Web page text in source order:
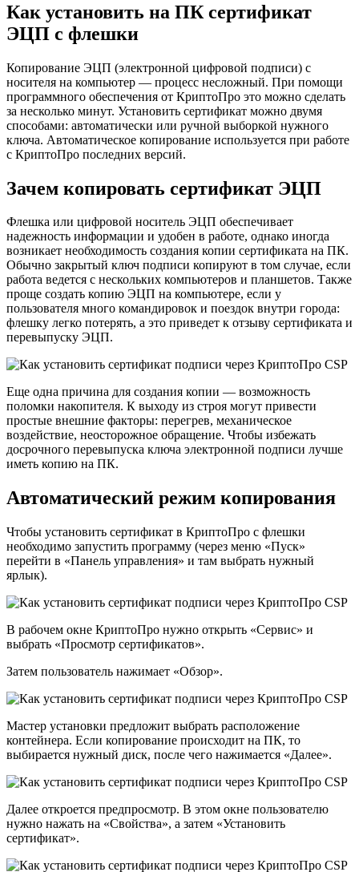
Как установить на ПК сертификат
ЭЦП с флешки
Копирование ЭЦП (электронной цифровой подписи) с
носителя на компьютер — процесс несложный. При помощи
программного обеспечения от КриптоПро это можно сделать
за несколько минут. Установить сертификат можно двумя
способами: автоматически или ручной выборкой нужного
ключа. Автоматическое копирование используется при работе
с КриптоПро последних версий.
Зачем копировать сертификат ЭЦП
Флешка или цифровой носитель ЭЦП обеспечивает
надежность информации и удобен в работе, однако иногда
возникает необходимость создания копии сертификата на ПК.
Обычно закрытый ключ подписи копируют в том случае, если
работа ведется с нескольких компьютеров и планшетов. Также
проще создать копию ЭЦП на компьютере, если у
пользователя много командировок и поездок внутри города:
флешку легко потерять, а это приведет к отзыву сертификата и
перевыпуску ЭЦП.
Еще одна причина для создания копии — возможность
поломки накопителя. К выходу из строя могут привести
простые внешние факторы: перегрев, механическое
воздействие, неосторожное обращение. Чтобы избежать
досрочного перевыпуска ключа электронной подписи лучше
иметь копию на ПК.
Автоматический режим копирования
Чтобы установить сертификат в КриптоПро с флешки
необходимо запустить программу (через меню «Пуск‎»
перейти в «‎Панель управления» и там выбрать нужный
ярлык).
В рабочем окне КриптоПро нужно открыть «‎Сервис» и
выбрать «‎Просмотр сертификатов».
Затем пользователь нажимает «‎Обзор».
Мастер установки предложит выбрать расположение
контейнера. Если копирование происходит на ПК, то
выбирается нужный диск, после чего нажимается «‎Далее».
Далее откроется предпросмотр. В этом окне пользователю
нужно нажать на «‎Свойства», а затем «‎Установить
сертификат».